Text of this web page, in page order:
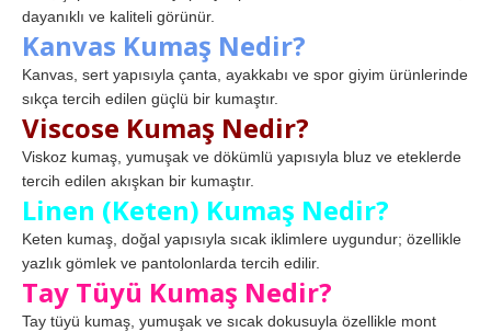
dayanıklı ve kaliteli görünür.
Kanvas Kumaş Nedir?
Kanvas, sert yapısıyla çanta, ayakkabı ve spor giyim ürünlerinde
sıkça tercih edilen güçlü bir kumaştır.
Viscose Kumaş Nedir?
Viskoz kumaş, yumuşak ve dökümlü yapısıyla bluz ve eteklerde
tercih edilen akışkan bir kumaştır.
Linen (Keten) Kumaş Nedir?
Keten kumaş, doğal yapısıyla sıcak iklimlere uygundur; özellikle
yazlık gömlek ve pantolonlarda tercih edilir.
Tay Tüyü Kumaş Nedir?
Tay tüyü kumaş, yumuşak ve sıcak dokusuyla özellikle mont